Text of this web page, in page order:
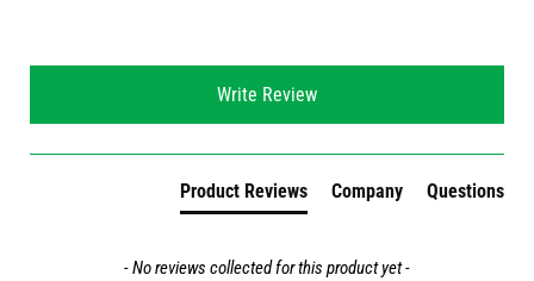
Write Review
Product Reviews Company Questions
- No reviews collected for this product yet -